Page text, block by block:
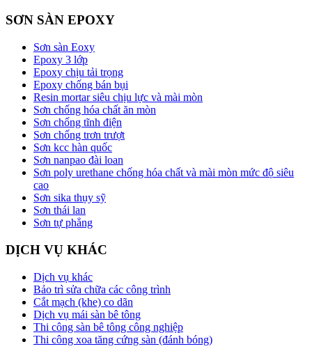
SƠN SÀN EPOXY
Sơn sàn Eoxy
Epoxy 3 lớp
Epoxy chịu tải trọng
Epoxy chống bán bụi
Resin mortar siêu chịu lực và mài mòn
Sơn chống hóa chất ăn mòn
Sơn chống tĩnh điện
Sơn chống trơn trượt
Sơn kcc hàn quốc
Sơn nanpao đài loan
Sơn poly urethane chống hóa chất và mài mòn mức độ siêu
cao
Sơn sika thụy sỹ
Sơn thái lan
Sơn tự phẳng
DỊCH VỤ KHÁC
Dịch vụ khác
Bảo trì sửa chữa các công trình
Cắt mạch (khe) co dãn
Dịch vụ mái sàn bê tông
Thi công sàn bê tông công nghiệp
Thi công xoa tăng cứng sàn (đánh bóng)